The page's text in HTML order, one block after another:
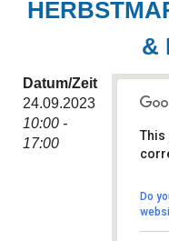
&
This
Do
Datum/Zeit
24.09.2023
10:00 -
17:00